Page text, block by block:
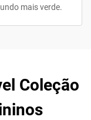
mais verde.
Coleção